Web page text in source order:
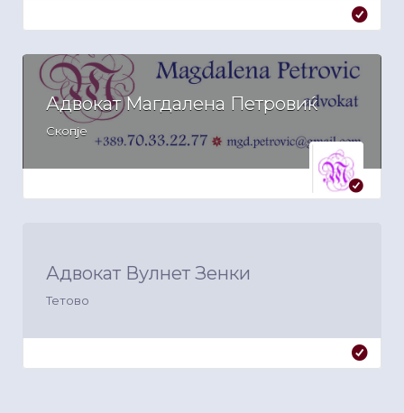
Адвокат Магдалена Петровиќ
Скопје
Адвокат Вулнет Зенки
Тетово